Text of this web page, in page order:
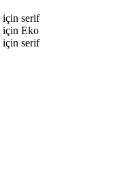
için serif
için Eko
için serif